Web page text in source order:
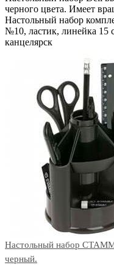
черного цвета. Имеет
Настольный набор
№10, ластик, линейка
канцелярск
Настольный набор
черный.